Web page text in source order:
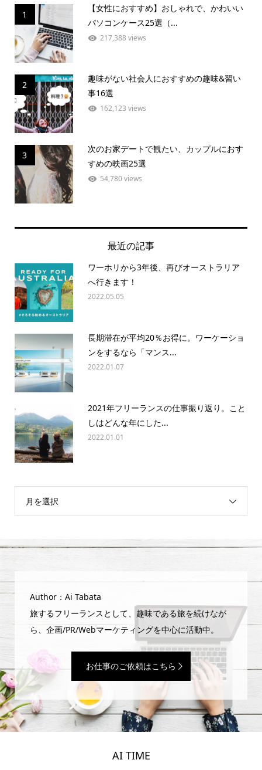
1
【女性におすすめ】おしゃれで、かわいい
パソコンケース25選（...
217,388 views
2
趣味がない社会人におすすめの趣味&習い
事16選
162,123 views
3
次のお家デートで観たい、カップルにおす
すめの映画25選
54,780 views
最近の記事
ワーホリから3年後、再びオーストラリア
へ行きます！
2022.05.05
長期滞在が平均20％お得に。ワーケーショ
ンをするなら「マンス...
2022.01.07
2021年フリーランスの仕事振り返り。こと
しはどんな年にした...
2022.01.01
月を選択
Author：Ai Tabata
旅するフリーランスとして、趣味である旅を続けなが
ら、企画/PR/Webマーケティングを中心に活動中。
お仕事のご依頼はこちら
AI TIME